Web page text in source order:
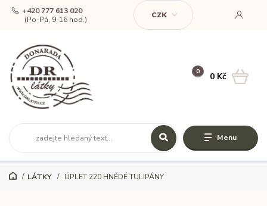
Menu
CZK
+420 777 613 020
(Po-Pá, 9-16 hod.)
0 0 Kč
LÁTKY ÚPLET 220 HNĚDÉ TULIPÁNY